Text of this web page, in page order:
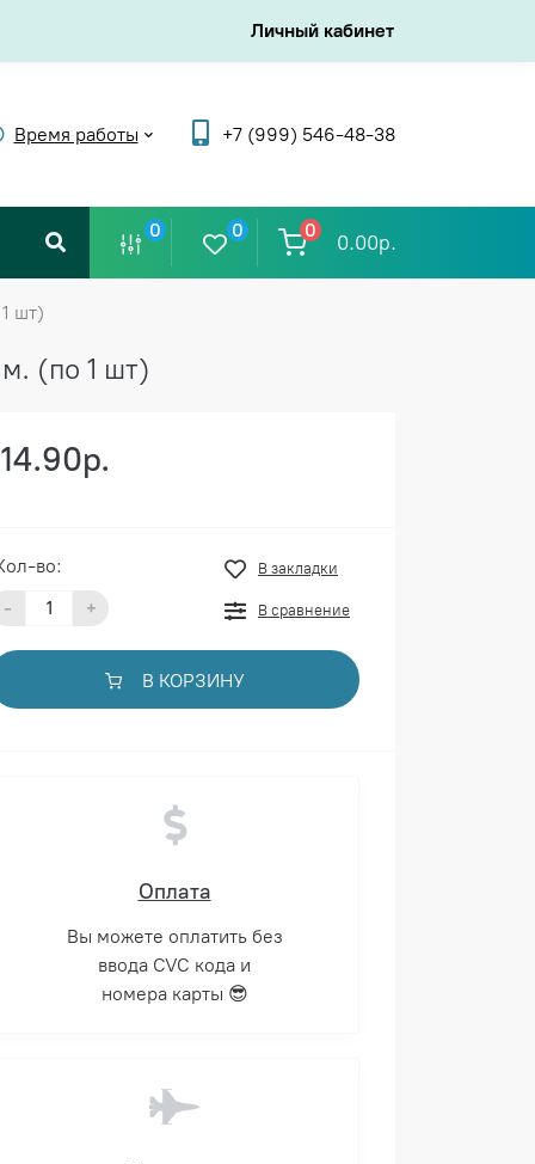
Личный кабинет
Время работы +7 (999) 546-48-38
0 0 0
0.00р.
шт)
(по 1 шт)
во:
- +
В закладки
В сравнение
В КОРЗИНУ
Оплата
Вы можете оплатить без
ввода CVC кода и
номера карты 😎